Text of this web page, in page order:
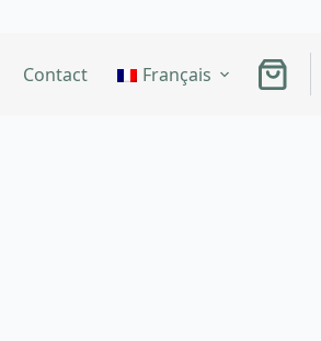
Contact Français
Panier